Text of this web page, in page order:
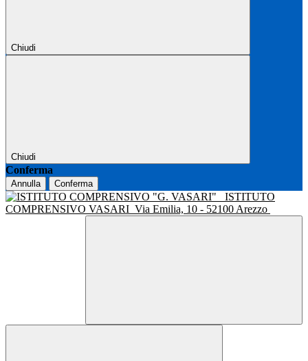
Chiudi
Chiudi
Conferma
Annulla Conferma
ISTITUTO
COMPRENSIVO VASARI Via Emilia, 10 - 52100 Arezzo